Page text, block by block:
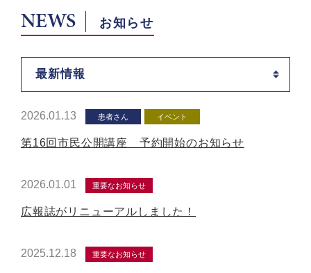
NEWS お知らせ
最新情報
2026.01.13 患者さん イベント
第16回市民公開講座 予約開始のお知らせ
2026.01.01 重要なお知らせ
広報誌がリニューアルしました！
2025.12.18 重要なお知らせ